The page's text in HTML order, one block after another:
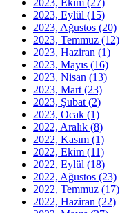
2023, Ekim (27)
2023, Eylül (15)
2023, Ağustos (20)
2023, Temmuz (12)
2023, Haziran (1)
2023, Mayıs (16)
2023, Nisan (13)
2023, Mart (23)
2023, Şubat (2)
2023, Ocak (1)
2022, Aralık (8)
2022, Kasım (1)
2022, Ekim (11)
2022, Eylül (18)
2022, Ağustos (23)
2022, Temmuz (17)
2022, Haziran (22)